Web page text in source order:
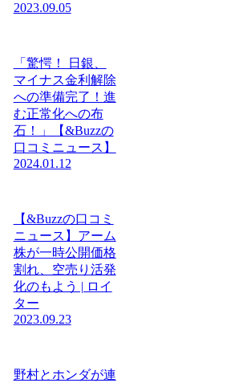
2023.09.05
「驚愕！ 日銀、
マイナス金利解除
への準備完了！進
む正常化への布
石！」【&Buzzの
口コミニュース】
2024.01.12
【&Buzzの口コミ
ニュース】アーム
株が一時公開価格
割れ、空売り活発
化のもよう | ロイ
ター
2023.09.23
野村とホンダが連